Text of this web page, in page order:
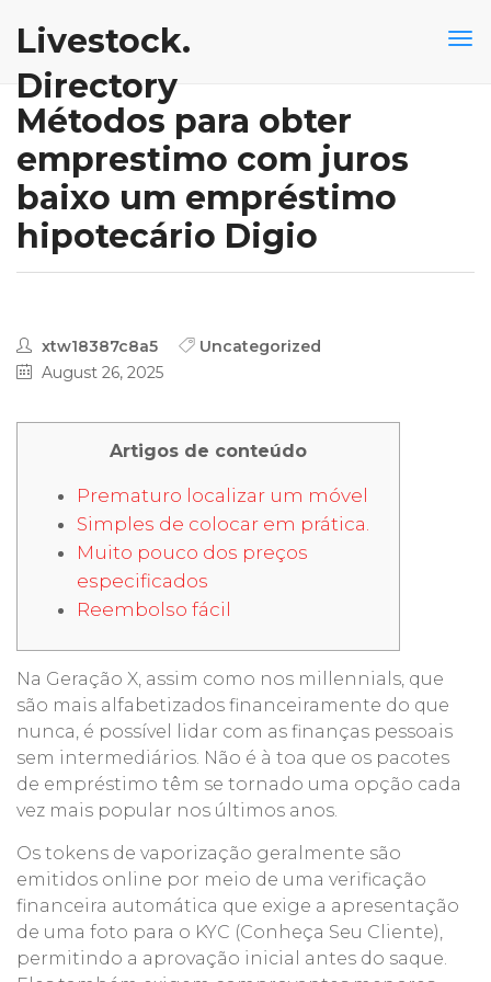
Livestock.
Directory
Métodos para obter
emprestimo com juros
baixo um empréstimo
hipotecário Digio
xtw18387c8a5
Uncategorized
August 26, 2025
Artigos de conteúdo
Prematuro localizar um móvel
Simples de colocar em prática.
Muito pouco dos preços
especificados
Reembolso fácil
Na Geração X, assim como nos millennials, que
são mais alfabetizados financeiramente do que
nunca, é possível lidar com as finanças pessoais
sem intermediários. Não é à toa que os pacotes
de empréstimo têm se tornado uma opção cada
vez mais popular nos últimos anos.
Os tokens de vaporização geralmente são
emitidos online por meio de uma verificação
financeira automática que exige a apresentação
de uma foto para o KYC (Conheça Seu Cliente),
permitindo a aprovação inicial antes do saque.